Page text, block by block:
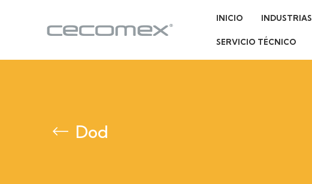
INICIO INDUSTRIAS
SERVICIO TÉCNICO
Dod